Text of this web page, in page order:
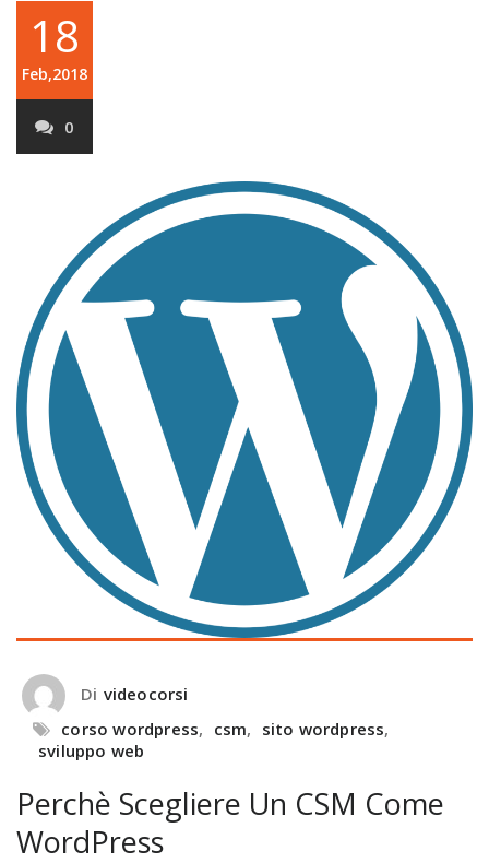
18
Feb,2018
0
Di videocorsi
corso wordpress, csm, sito wordpress,
sviluppo web
Perchè Scegliere Un CSM Come
WordPress